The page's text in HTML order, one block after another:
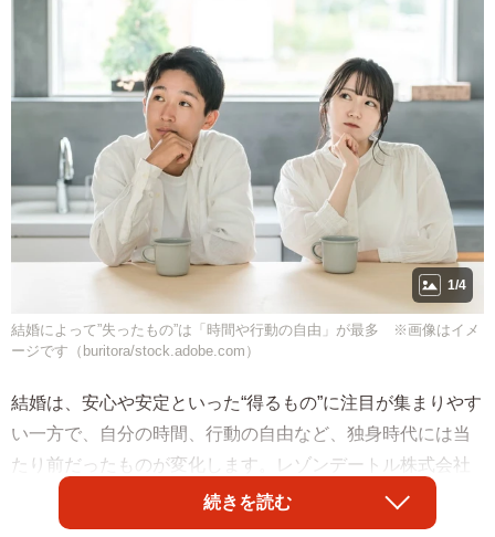
1/4
結婚によって”失ったもの”は「時間や行動の自由」が最多 ※画像はイメ
ージです（buritora/stock.adobe.com）
結婚は、安心や安定といった“得るもの”に注目が集まりやす
い一方で、自分の時間、行動の自由など、独身時代には当
たり前だったものが変化します。レゾンデートル株式会社
（東京都新宿区）が実施した「結婚によって”失ったもの”」
に関する意識調査によると、結婚によって失ったものは、
続きを読む